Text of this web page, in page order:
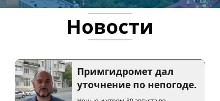
Новости
Примгидромет дал
уточнение по непогоде.